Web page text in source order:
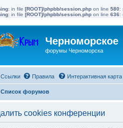
: in file [ROOT]/phpbb/session.php on line 580:
: in file [ROOT]/phpbb/session.php on line 636:
Черноморское
форумы Черноморска
Ссылки Правила Интерактивная карта
Список форумов
cookies конференции